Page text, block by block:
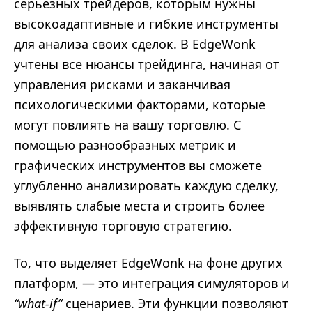
серьезных трейдеров, которым нужны
высокоадаптивные и гибкие инструменты
для анализа своих сделок. В EdgeWonk
учтены все нюансы трейдинга, начиная от
управления рисками и заканчивая
психологическими факторами, которые
могут повлиять на вашу торговлю. С
помощью разнообразных метрик и
графических инструментов вы сможете
углубленно анализировать каждую сделку,
выявлять слабые места и строить более
эффективную торговую стратегию.
То, что выделяет EdgeWonk на фоне других
платформ, — это интеграция симуляторов и
“what-if”сценариев. Эти функции позволяют